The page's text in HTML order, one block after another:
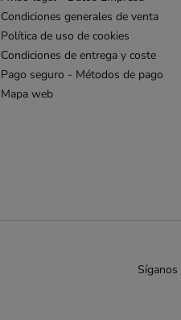
Condiciones generales de venta
Política de uso de cookies
Condiciones de entrega y coste
Pago seguro - Métodos de pago
Mapa web